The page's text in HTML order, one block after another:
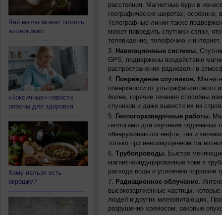
Чай матча может помочь
аллергикам
«Токсичные» новости
опасны для здоровья
Кому нельзя есть
окрошку?
расстояния. Магнитные бури в
географических широтах,
Телеграфные линии также
может повредить спутники связи,
телевидение, телефонию и интернет.
Навигационные системы.
GPS, подвержены воздействию
распространения радиоволн в
Повреждение спутников.
поверхности от ультрафиолетового
более, горячие течения способны
спуников и даже вывести их из
Геологоразведочные работы.
геологами для изучения подземных
обнаруживаются нефть, газ и
только при невозмущенном
Трубопроводы. Быстро
магнитноиндуцированные токи в
расхода воды и усилению коррозии
Радиационное облучение.
высокозаряженные частицы,
людей и других млекопитающих.
разрушение хромосом, раковые